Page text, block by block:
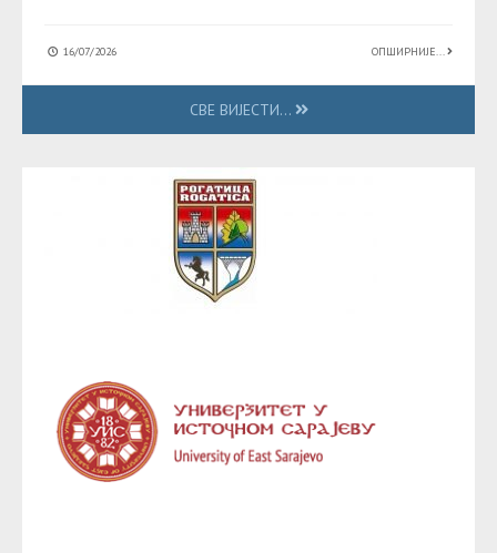
16/07/2026 ОПШИРНИЈЕ...
СВЕ ВИЈЕСТИ...